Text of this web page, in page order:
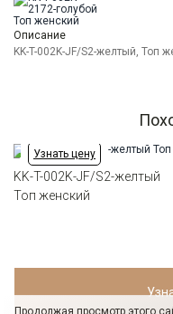
Описание
KK-T-002K-JF/S2-желтый, Топ
Узнать цену
KK-T-002K-JF/S2-желтый
Топ женский
Продолжая просмотр этого